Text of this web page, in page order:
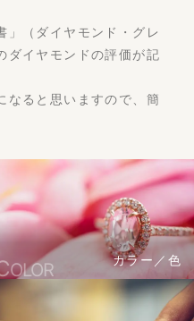
」（ダイヤモンド・グレ
ダイヤモンドの評価が記
なると思いますので、簡
OLOR カラー／色